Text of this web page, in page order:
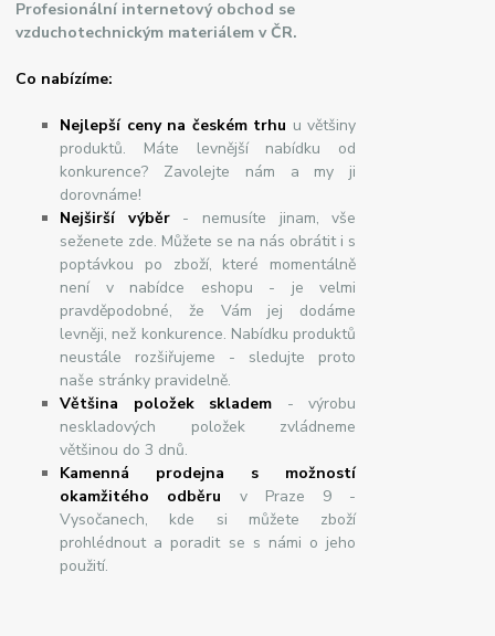
Profesionální internetový obchod se
vzduchotechnickým materiálem v ČR.
Co nabízíme:
Nejlepší ceny na českém trhu u většiny
produktů. Máte levnější nabídku od
konkurence? Zavolejte nám a my ji
dorovnáme!
Nejširšívýběr- nemusíte jinam, vše
seženete zde. Můžete se na nás obrátit i s
poptávkou po zboží, které momentálně
není v nabídce eshopu - je velmi
pravděpodobné, že Vám jej dodáme
levněji, než konkurence. Nabídku produktů
neustále rozšiřujeme - sledujte proto
naše stránky pravidelně.
Většina položek skladem - výrobu
neskladových položek zvládneme
většinou do 3 dnů.
Kamenná prodejna s možností
okamžitého odběru v Praze 9 -
Vysočanech, kde si můžete zboží
prohlédnout a poradit se s námi o jeho
použití.